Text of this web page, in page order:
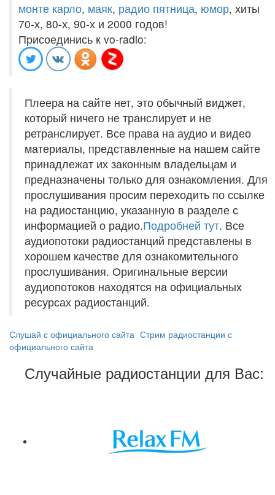
монте карло, маяк, радио пятница, юмор, хиты
70-х, 80-х, 90-х и 2000 годов!
Присоединись к vo-radio:
Плеера на сайте нет, это обычный виджет,
который ничего не транслирует и не
ретранслирует. Все права на аудио и видео
материалы, представленные на нашем сайте
принадлежат их законным владельцам и
предназначены только для ознакомления. Для
прослушивания просим переходить по ссылке
на радиостанцию, указанную в разделе с
информацией о радио.Подробней тут. Все
аудиопотоки радиостанций представлены в
хорошем качестве для ознакомительного
прослушивания. Оригинальные версии
аудиопотоков находятся на официальных
ресурсах радиостанций.
Слушай с официального сайта Стрим радиостанции с
официального сайта
Случайные радиостанции для Вас: